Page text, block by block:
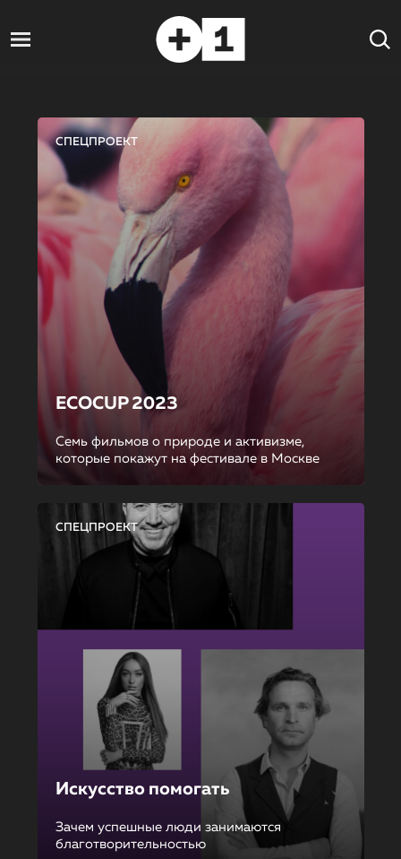
СПЕЦПРОЕКТ
ECOCUP 2023
Семь фильмов о природе и активизме,
которые покажут на фестивале в Москве
СПЕЦПРОЕКТ
Искусство помогать
Зачем успешные люди занимаются
благотворительностью